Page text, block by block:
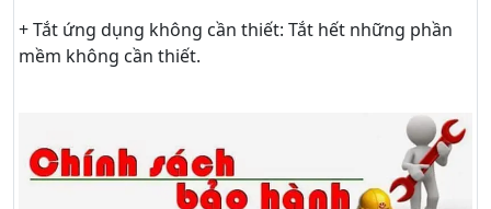
+ Tắt ứng dụng không cần thiết: Tắt hết những phần
mềm không cần thiết.